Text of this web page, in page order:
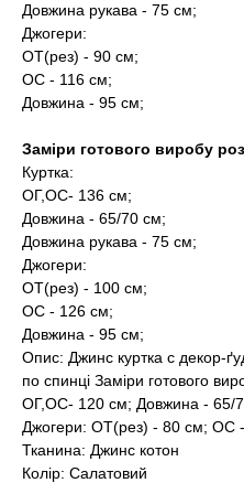
Довжина рукава - 75 см;
Джогери:
ОТ(рез) - 90 см;
ОС - 116 см;
Довжина - 95 см;
Заміри готового виробу
Куртка:
ОГ,ОС- 136 см;
Довжина - 65/70 см;
Довжина рукава - 75 см;
Джогери:
ОТ(рез) - 100 см;
ОС - 126 см;
Довжина - 95 см;
Опис: Джинс куртка с декор-
по спинці Заміри готового
ОГ,ОС- 120 см; Довжина - 65/
Джогери: ОТ(рез) - 80 см; ОС
Тканина: Джинс котон
Колір: Салатовий